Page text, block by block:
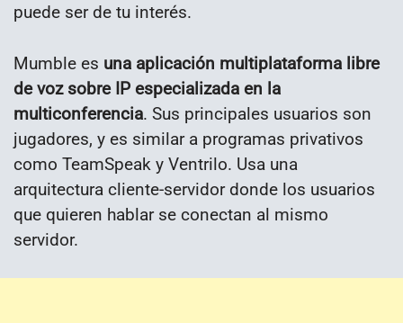
puede ser de tu interés.
Mumble es una aplicación multiplataforma libre
de voz sobre IP especializada en la
multiconferencia. Sus principales usuarios son
jugadores, y es similar a programas privativos
como TeamSpeak y Ventrilo. Usa una
arquitectura cliente-servidor donde los usuarios
que quieren hablar se conectan al mismo
servidor.